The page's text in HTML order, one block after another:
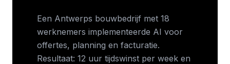
Een Antwerps bouwbedrijf met 18
werknemers implementeerde AI voor
offertes, planning en facturatie.
Resultaat: 12 uur tijdswinst per week en